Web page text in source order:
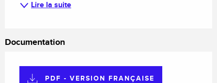
Lire la suite
Documentation
PDF - VERSION FRANÇAISE